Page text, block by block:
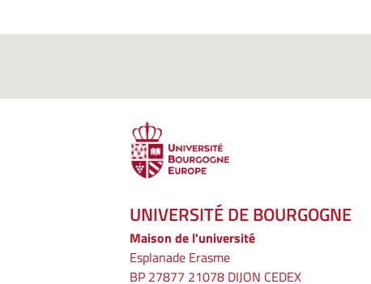
UNIVERSITÉ DE BOURGOGNE
Maison de l'université
Esplanade Erasme
BP 27877 21078 DIJON CEDEX